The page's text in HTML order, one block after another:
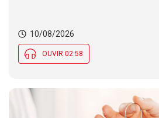
10/08/2026
OUVIR 02:58